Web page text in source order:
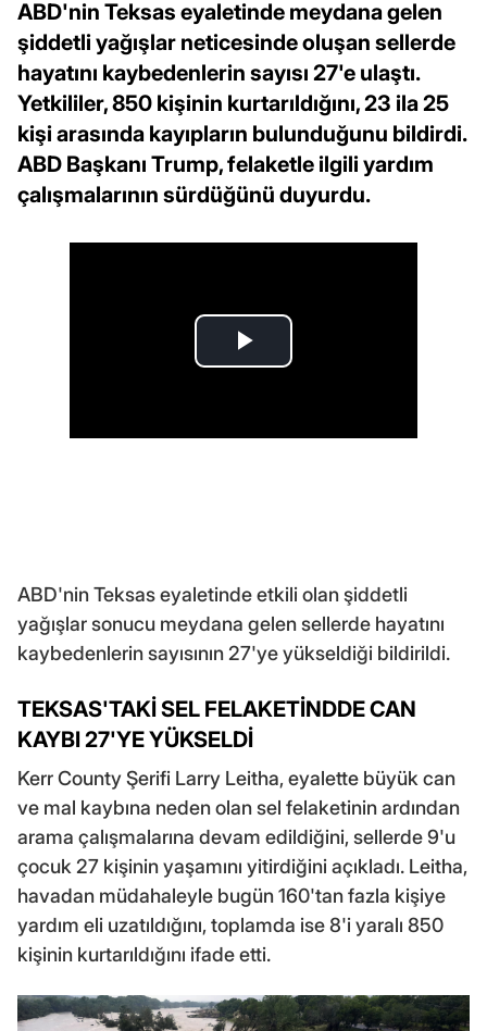
ABD'nin Teksas eyaletinde meydana gelen
şiddetli yağışlar neticesinde oluşan sellerde
hayatını kaybedenlerin sayısı 27'e ulaştı.
Yetkililer, 850 kişinin kurtarıldığını, 23 ila 25
kişi arasında kayıpların bulunduğunu bildirdi.
ABD Başkanı Trump, felaketle ilgili yardım
çalışmalarının sürdüğünü duyurdu.
ABD'nin Teksas eyaletinde etkili olan şiddetli
yağışlar sonucu meydana gelen sellerde hayatını
kaybedenlerin sayısının 27'ye yükseldiği bildirildi.
TEKSAS'TAKİ SEL FELAKETİNDDE CAN
KAYBI 27'YE YÜKSELDİ
Kerr County Şerifi Larry Leitha, eyalette büyük can
ve mal kaybına neden olan sel felaketinin ardından
arama çalışmalarına devam edildiğini, sellerde 9'u
çocuk 27 kişinin yaşamını yitirdiğini açıkladı. Leitha,
havadan müdahaleyle bugün 160'tan fazla kişiye
yardım eli uzatıldığını, toplamda ise 8'i yaralı 850
kişinin kurtarıldığını ifade etti.